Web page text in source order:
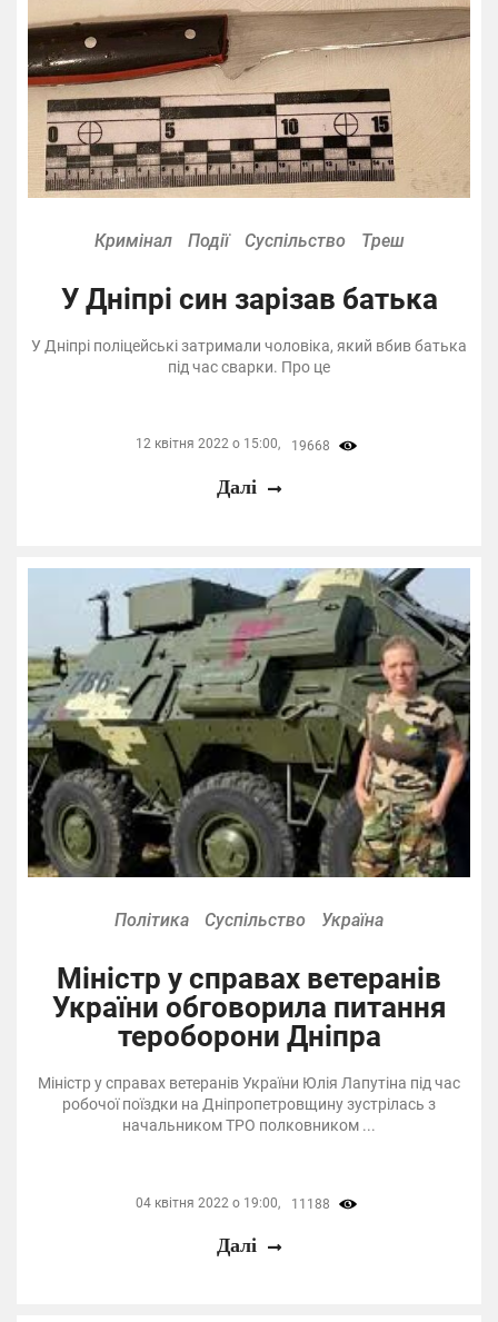
Кримінал Події Суспільство Треш
У Дніпрі син зарізав батька
У Дніпрі поліцейські затримали чоловіка, який вбив батька
під час сварки. Про це
12 квітня 2022 о 15:00, 19668
Далі
Політика Суспільство Україна
Міністр у справах ветеранів
України обговорила питання
тероборони Дніпра
Міністр у справах ветеранів України Юлія Лапутіна під час
робочої поїздки на Дніпропетровщину зустрілась з
начальником ТРО полковником ...
04 квітня 2022 о 19:00, 11188
Далі